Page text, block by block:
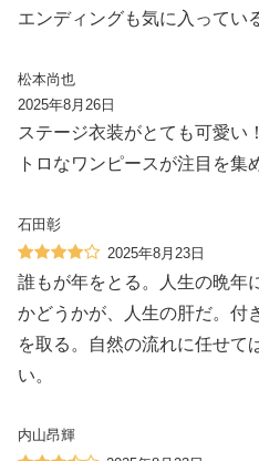
エンディングも気に入ってい
松本尚也
2025年8月26日
ステージ衣装がとても可愛い
トロなワンピースが注目を集
石田彰
2025年8月23日
誰もが年をとる。人生の晩年
かどうかが、人生の肝だ。付
を取る。自然の流れに任せて
い。
内山昂輝